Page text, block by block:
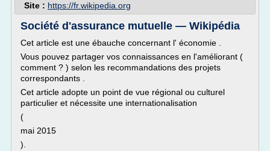
Site : https://fr.wikipedia.org
Société d'assurance mutuelle — Wikipédia
Cet article est une ébauche concernant l' économie .
Vous pouvez partager vos connaissances en l'améliorant (
comment ? ) selon les recommandations des projets
correspondants .
Cet article adopte un point de vue régional ou culturel
particulier et nécessite une internationalisation
(
mai 2015
).